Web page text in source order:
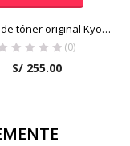
Cartucho de tóner original Kyocera TK-1147 Negro
(0)
S/255.00